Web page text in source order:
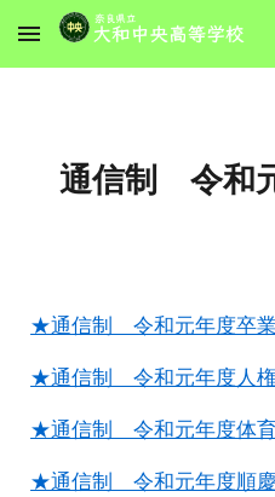
Skip to main content
通信制 令和
★通信制 令和元年度卒
★通信制 令和元年度人
★通信制 令和元年度体
★通信制 令和元年度順慶